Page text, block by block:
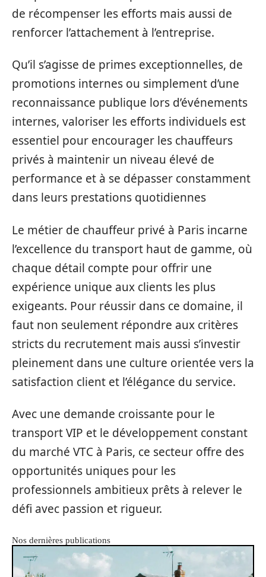
de récompenser les efforts mais aussi de
renforcer l’attachement à l’entreprise.
Qu’il s’agisse de primes exceptionnelles, de
promotions internes ou simplement d’une
reconnaissance publique lors d’événements
internes, valoriser les efforts individuels est
essentiel pour encourager les chauffeurs
privés à maintenir un niveau élevé de
performance et à se dépasser constamment
dans leurs prestations quotidiennes
Le métier de chauffeur privé à Paris incarne
l’excellence du transport haut de gamme, où
chaque détail compte pour offrir une
expérience unique aux clients les plus
exigeants. Pour réussir dans ce domaine, il
faut non seulement répondre aux critères
stricts du recrutement mais aussi s’investir
pleinement dans une culture orientée vers la
satisfaction client et l’élégance du service.
Avec une demande croissante pour le
transport VIP et le développement constant
du marché VTC à Paris, ce secteur offre des
opportunités uniques pour les
professionnels ambitieux prêts à relever le
défi avec passion et rigueur.
Nos dernières publications